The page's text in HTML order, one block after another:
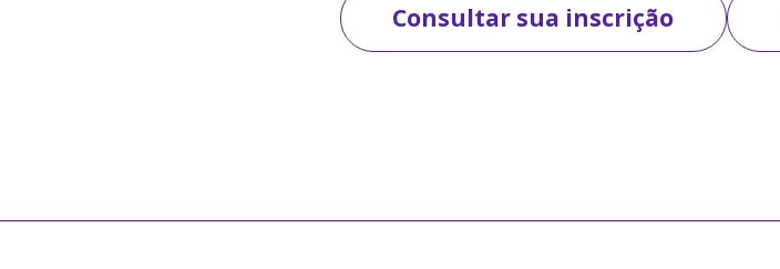
Consultar sua inscrição